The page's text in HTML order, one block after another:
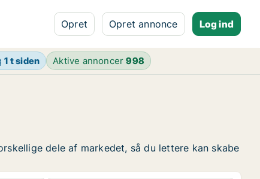
Opret Opret annonce Log ind
1 t siden Aktive annoncer998
dele af markedet, så du lettere kan skabe